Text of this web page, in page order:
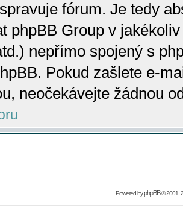
fórum. Je tedy
phpBB Group v
nepřímo spojený s
Pokud zašlete e-
neočekávejte žádnou
Powered byphpBB© 2001,